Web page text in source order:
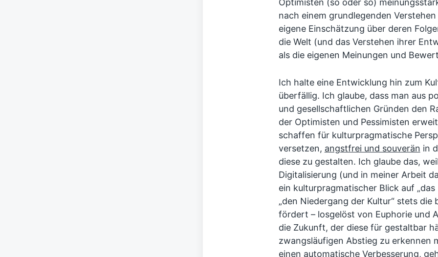
Optimisten (so oder so)
nach einem grundlegenden
eigene Einschätzung über deren
die Welt (und das Verstehen ihrer
als die eigenen Meinungen und
Ich halte eine Entwicklung hin zum
überfällig. Ich glaube, dass man aus
und gesellschaftlichen Gründen den
der Optimisten und Pessimisten
schaffen für kulturpragmatische
versetzen, angstfrei und souverän in
diese zu gestalten. Ich glaube das,
Digitalisierung (und in meiner Arbeit
ein kulturpragmatischer Blick auf
„den Niedergang der Kultur“ stets die
fördert – losgelöst von Euphorie und
die Zukunft, der diese für gestaltbar
zwangsläufigen Abstieg zu erkennen
einen automatische Verbesserung,